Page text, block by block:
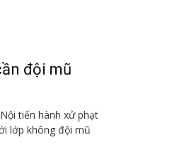
đội mũ
tiến hành xử phạt
lớp không đội mũ